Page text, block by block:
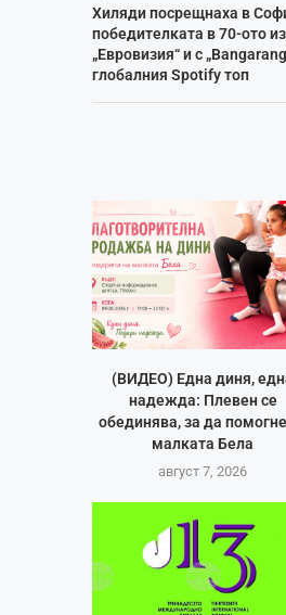
Хиляди посрещнаха в
победителката в 70-ото
„Евровизия“ и с
глобалния Spotify топ
(ВИДЕО) Една диня,
надежда: Плевен се
обединява, за да
малката Бела
август 7, 2026